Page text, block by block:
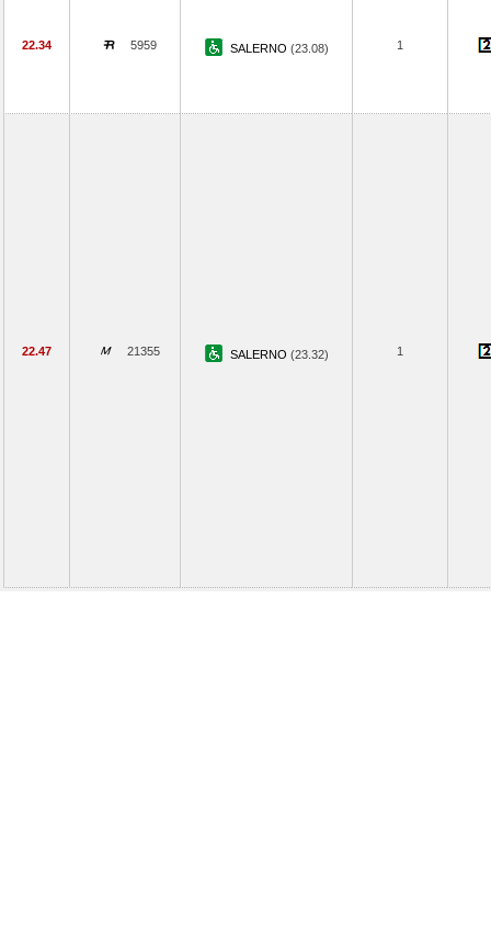
22.34 5959 SALERNO (23.08) 1
22.47 21355 SALERNO (23.32) 1